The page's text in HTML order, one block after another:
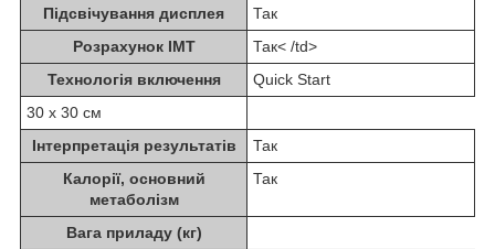
Підсвічування дисплея
Так
Розрахунок ІМТ
Так< /td>
Технологія включення
Quick Start
30 x 30 см
Інтерпретація результатів
Так
Калорії, основний
метаболізм
Так
Вага приладу (кг)